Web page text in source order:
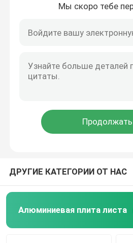
Трубы из углеродистой стали
Углерод стальная штанга
Трубка трубы нержавеющей
Адвокатура нержавеющей
Мы скоро тебе
ДРУГИЕ КАТЕГОРИИ ОТ НАС
Алюминиевая плита листа